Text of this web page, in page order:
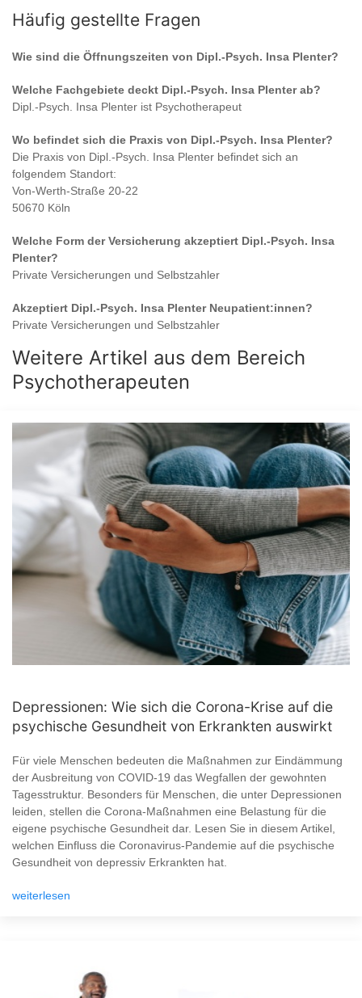
Häufig gestellte Fragen
Wie sind die Öffnungszeiten von Dipl.-Psych. Insa Plenter?
Welche Fachgebiete deckt Dipl.-Psych. Insa Plenterab?
Dipl.-Psych. Insa Plenter ist Psychotherapeut
Wo befindet sich die Praxis von Dipl.-Psych. Insa Plenter?
Die Praxis von Dipl.-Psych. Insa Plenter befindet sich an
folgendem Standort:
Von-Werth-Straße 20-22
50670 Köln
Welche Form der Versicherung akzeptiert Dipl.-Psych. Insa
Plenter?
Private Versicherungen und Selbstzahler
Akzeptiert Dipl.-Psych. Insa PlenterNeupatient:innen?
Private Versicherungen und Selbstzahler
Weitere Artikel aus dem Bereich
Psychotherapeuten
Depressionen: Wie sich die Corona-Krise auf die
psychische Gesundheit von Erkrankten auswirkt
Für viele Menschen bedeuten die Maßnahmen zur Eindämmung
der Ausbreitung von COVID-19 das Wegfallen der gewohnten
Tagesstruktur. Besonders für Menschen, die unter Depressionen
leiden, stellen die Corona-Maßnahmen eine Belastung für die
eigene psychische Gesundheit dar. Lesen Sie in diesem Artikel,
welchen Einfluss die Coronavirus-Pandemie auf die psychische
Gesundheit von depressiv Erkrankten hat.
weiterlesen